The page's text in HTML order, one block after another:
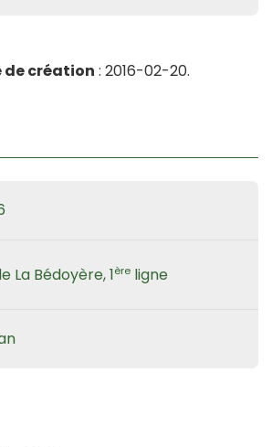
de création : 2016-02-20.
La Bédoyère, 1ère ligne